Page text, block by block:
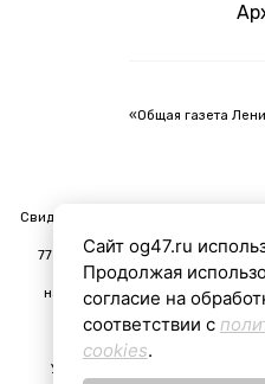
«Общая газета
Свидетельство о регистрации
77 - 91024 от 24 февраля 2026
надзору в сфере связи,
коммуникаций
Учредитель: Акционерное
Сайт og47.ru
Продолжая
согласие на
соответствии с
cookies.